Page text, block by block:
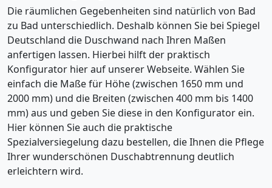
Die räumlichen Gegebenheiten sind natürlich von Bad
zu Bad unterschiedlich. Deshalb können Sie bei Spiegel
Deutschland die Duschwand nach Ihren Maßen
anfertigen lassen. Hierbei hilft der praktisch
Konfigurator hier auf unserer Webseite. Wählen Sie
einfach die Maße für Höhe (zwischen 1650 mm und
2000 mm) und die Breiten (zwischen 400 mm bis 1400
mm) aus und geben Sie diese in den Konfigurator ein.
Hier können Sie auch die praktische
Spezialversiegelung dazu bestellen, die Ihnen die Pflege
Ihrer wunderschönen Duschabtrennung deutlich
erleichtern wird.